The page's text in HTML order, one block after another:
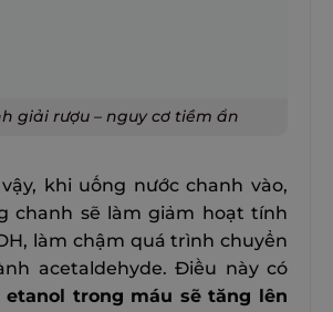
giải rượu – nguy cơ tiềm ẩn
khi uống nước chanh vào,
chanh sẽ làm giảm hoạt tính
làm chậm quá trình chuyển
acetaldehyde. Điều này có
etanol trong máu sẽ tăng lên